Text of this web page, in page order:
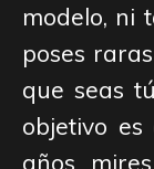
modelo, ni
poses
que seas
objetivo
años